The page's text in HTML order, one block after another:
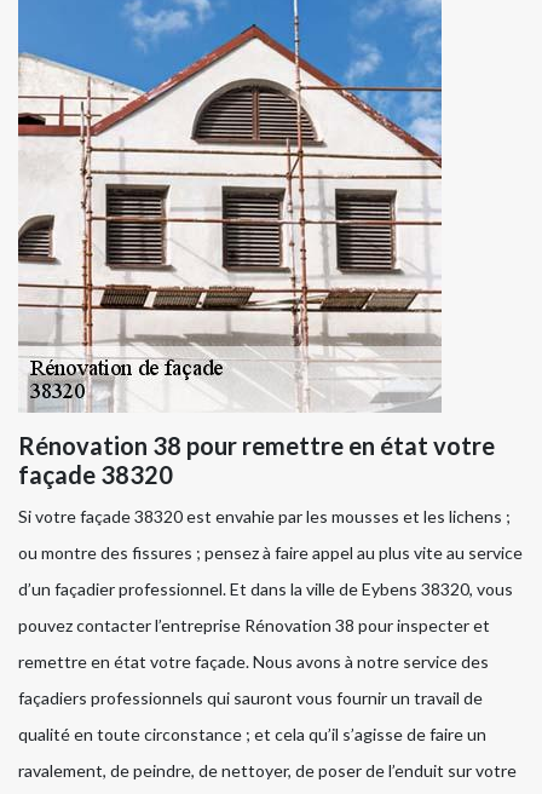
Rénovation 38 pour remettre en état votre
façade 38320
Si votre façade 38320 est envahie par les mousses et les lichens ;
ou montre des fissures ; pensez à faire appel au plus vite au service
d’un façadier professionnel. Et dans la ville de Eybens 38320, vous
pouvez contacter l’entreprise Rénovation 38 pour inspecter et
remettre en état votre façade. Nous avons à notre service des
façadiers professionnels qui sauront vous fournir un travail de
qualité en toute circonstance ; et cela qu’il s’agisse de faire un
ravalement, de peindre, de nettoyer, de poser de l’enduit sur votre